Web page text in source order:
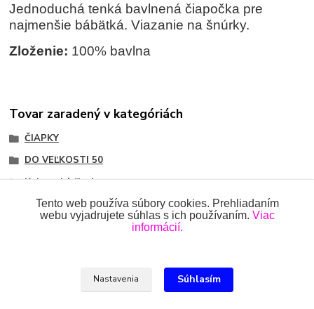
Jednoduchá tenká bavlnená čiapočka pre
najmenšie bábätká. Viazanie na šnúrky.
Zloženie: 100% bavlna
Tovar zaradený v kategóriách
ČIAPKY
DO VEĽKOSTI 50
Kojenecké čiapky
Ing.Miroslava Dvorščáková, Kružlová 110, 090 02 Kružlová,
Tento web používa súbory cookies. Prehliadaním
webu vyjadrujete súhlas s ich používaním. Viac
informácií.
Nastavenia Súhlasím